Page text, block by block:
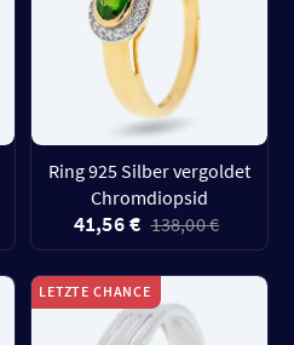
Ring 925 Silber vergoldet
Chromdiopsid
41,56 € 138,00 €
LETZTE CHANCE